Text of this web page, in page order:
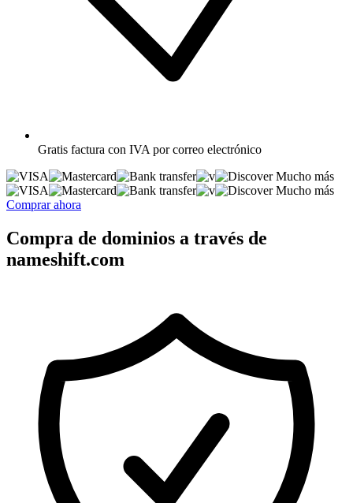
Gratis factura con IVA por correo electrónico
Mucho más
Mucho más
Comprar ahora
Compra de dominios a través de
nameshift.com